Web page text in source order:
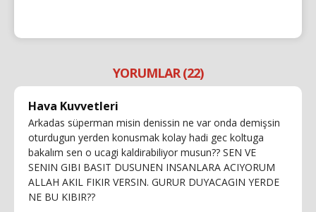
YORUMLAR (22)
Hava Kuvvetleri
Arkadas süperman misin denissin ne var onda demişsin
oturdugun yerden konusmak kolay hadi gec koltuga
bakalım sen o ucagi kaldirabiliyor musun?? SEN VE
SENIN GIBI BASIT DUSUNEN INSANLARA ACIYORUM
ALLAH AKIL FIKIR VERSIN. GURUR DUYACAGIN YERDE
NE BU KIBIR??